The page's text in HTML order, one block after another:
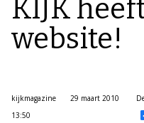
KIJK
website!
kijkmagazine
29 maart 2010
13:50